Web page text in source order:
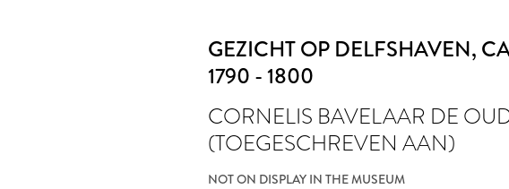
GEZICHT OP DELFSHAVEN,
1790 - 1800
CORNELIS BAVELAAR DE
(TOEGESCHREVEN AAN)
NOT ON DISPLAY IN THE MUSEUM